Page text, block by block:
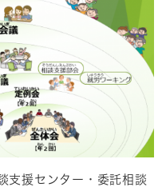
支援センター・委託相談